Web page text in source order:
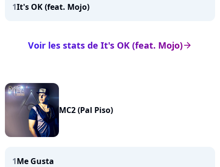
1It's OK (feat. Mojo)
arrow_right
Voir les stats de It's OK (feat. Mojo)
MC2 (Pal Piso)
1Me Gusta